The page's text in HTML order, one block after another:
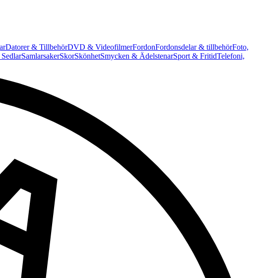
Datorer & TillbehörDVD & VideofilmerFordonFordonsdelar & tillbehörFoto,
SamlarsakerSkorSkönhetSmycken & ÄdelstenarSport & FritidTelefoni,